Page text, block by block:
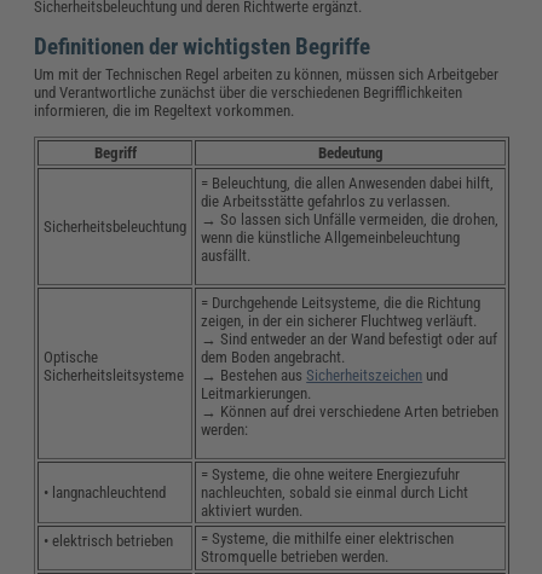
Sicherheitsbeleuchtung und deren Richtwerte ergänzt.
Definitionen der wichtigsten Begriffe
Um mit der Technischen Regel arbeiten zu können, müssen sich Arbeitgeber
und Verantwortliche zunächst über die verschiedenen Begrifflichkeiten
informieren, die im Regeltext vorkommen.
Begriff Bedeutung
Sicherheitsbeleuchtung
= Beleuchtung, die allen Anwesenden dabei hilft,
die Arbeitsstätte gefahrlos zu verlassen.
→ So lassen sich Unfälle vermeiden, die drohen,
wenn die künstliche Allgemeinbeleuchtung
ausfällt.
Optische
Sicherheitsleitsysteme
= Durchgehende Leitsysteme, die die Richtung
zeigen, in der ein sicherer Fluchtweg verläuft.
→ Sind entweder an der Wand befestigt oder auf
dem Boden angebracht.
→ Bestehen ausSicherheitszeichen und
Leitmarkierungen.
→ Können auf drei verschiedene Arten betrieben
werden:
• langnachleuchtend
= Systeme, die ohne weitere Energiezufuhr
nachleuchten, sobald sie einmal durch Licht
aktiviert wurden.
• elektrisch betrieben
= Systeme, die mithilfe einer elektrischen
Stromquelle betrieben werden.